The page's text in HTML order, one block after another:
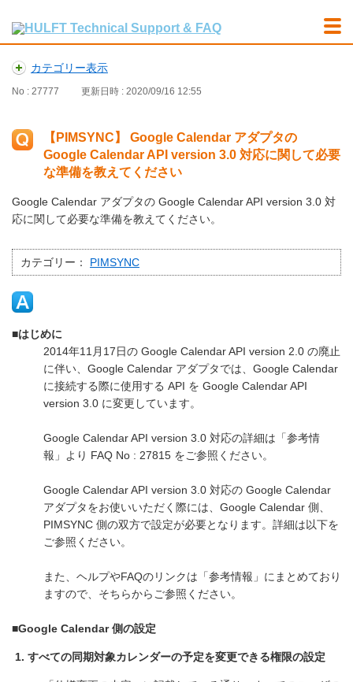
カテゴリー表示
No : 27777 更新日時 : 2020/09/16 12:55
【PIMSYNC】 Google Calendar アダプタの
Google Calendar API version 3.0 対応に関して必要
な準備を教えてください
Google Calendar アダプタの Google Calendar API version 3.0 対
応に関して必要な準備を教えてください。
カテゴリー： PIMSYNC
■はじめに
2014年11月17日の Google Calendar API version 2.0 の廃止
に伴い、Google Calendar アダプタでは、Google Calendar
に接続する際に使用する API を Google Calendar API
version 3.0 に変更しています。
Google Calendar API version 3.0 対応の詳細は「参考情
報」より FAQ No : 27815 をご参照ください。
Google Calendar API version 3.0 対応の Google Calendar
アダプタをお使いいただく際には、Google Calendar 側、
PIMSYNC 側の双方で設定が必要となります。詳細は以下を
ご参照ください。
また、ヘルプやFAQのリンクは「参考情報」にまとめており
ますので、そちらからご参照ください。
■Google Calendar 側の設定
すべての同期対象カレンダーの予定を変更できる権限の設定